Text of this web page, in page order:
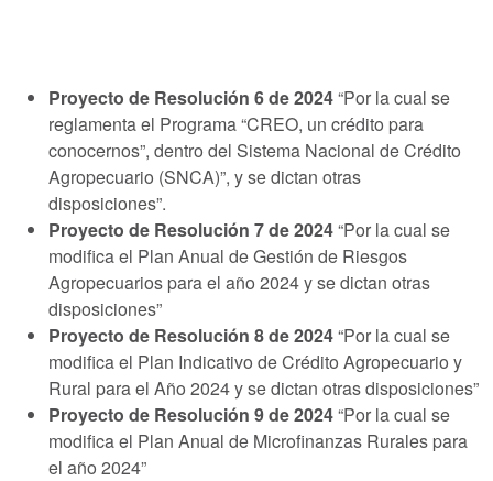
Proyecto de Resolución 6 de 2024“Por la cual se
reglamenta el Programa “CREO, un crédito para
conocernos”, dentro del Sistema Nacional de Crédito
Agropecuario (SNCA)”, y se dictan otras
disposiciones”.
Proyecto de Resolución 7 de 2024“Por la cual se
modifica el Plan Anual de Gestión de Riesgos
Agropecuarios para el año 2024 y se dictan otras
disposiciones”
Proyecto de Resolución 8 de 2024“Por la cual se
modifica el Plan Indicativo de Crédito Agropecuario y
Rural para el Año 2024 y se dictan otras disposiciones”
Proyecto de Resolución 9 de 2024“Por la cual se
modifica el Plan Anual de Microfinanzas Rurales para
el año 2024”